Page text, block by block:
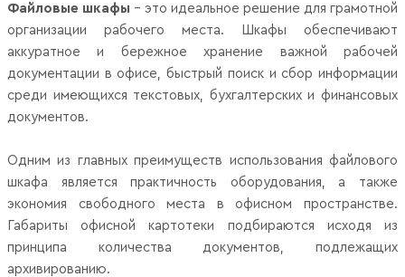
Файловые шкафы – это идеальное решение для грамотной
организации рабочего места. Шкафы обеспечивают
аккуратное и бережное хранение важной рабочей
документации в офисе, быстрый поиск и сбор информации
среди имеющихся текстовых, бухгалтерских и финансовых
документов.
Одним из главных преимуществ использования файлового
шкафа является практичность оборудования, а также
экономия свободного места в офисном пространстве.
Габариты офисной картотеки подбираются исходя из
принципа количества документов, подлежащих
архивированию.